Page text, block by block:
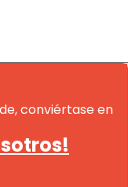
conviértase en